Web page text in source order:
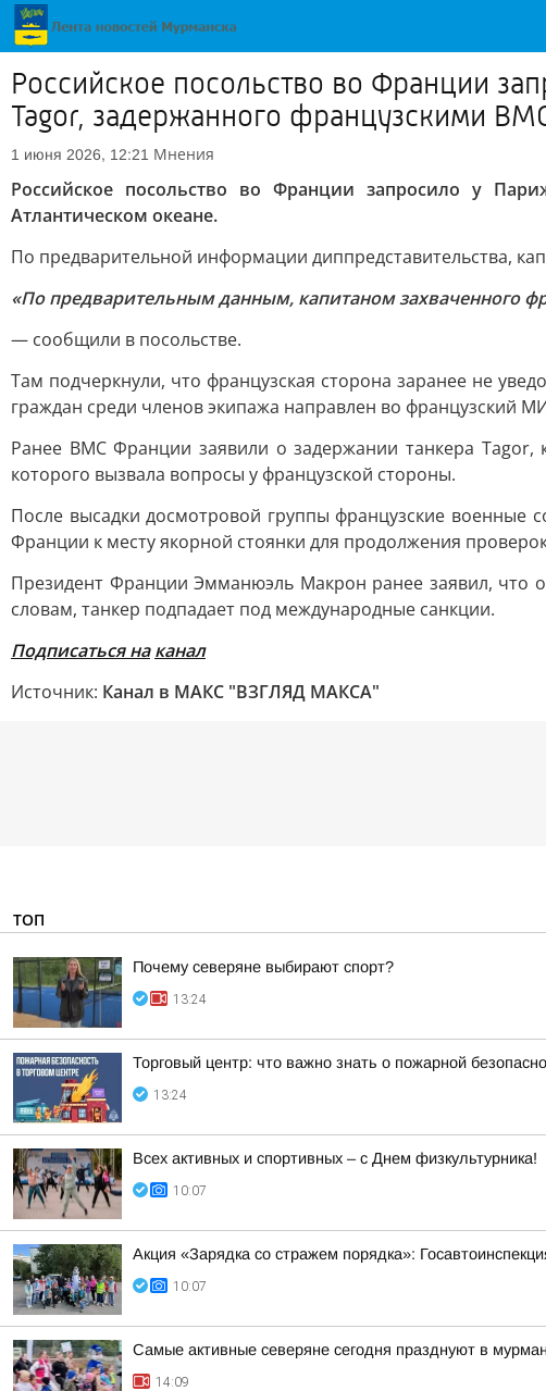
Российское посольство во Франции
Tagor, задержанного французскими
1 июня 2026, 12:21 Мнения
Российское посольство во Франции запросило у
Атлантическом океане.
По предварительной информации диппредставительства,
«По предварительным данным, капитаном захваченного
— сообщили в посольстве.
Там подчеркнули, что французская сторона заранее не
граждан среди членов экипажа направлен во французский
Ранее ВМС Франции заявили о задержании танкера
которого вызвала вопросы у французской стороны.
После высадки досмотровой группы французские
Франции к месту якорной стоянки для продолжения
Президент Франции Эмманюэль Макрон ранее заявил, что
словам, танкер подпадает под международные санкции.
Подписаться на канал
Источник: Канал в МАКС "ВЗГЛЯД МАКСА"
ТОП
Почему северяне выбирают спорт?
13:24
Торговый центр: что важно знать о пожарной
13:24
Всех активных и спортивных – с Днем физкультурника!
10:07
Акция «Зарядка со стражем порядка»:
10:07
Самые активные северяне сегодня празднуют в
14:09